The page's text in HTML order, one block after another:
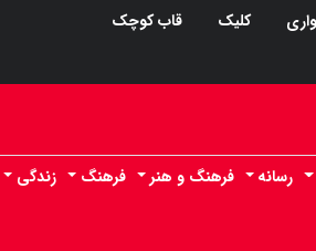
کلیک
قاب کوچک
رسانه فرهنگ و هنر فرهنگ زندگی